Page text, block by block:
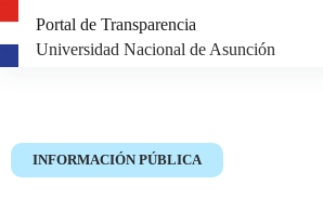
Portal de Transparencia
Universidad Nacional de Asunción
INFORMACIÓN PÚBLICA